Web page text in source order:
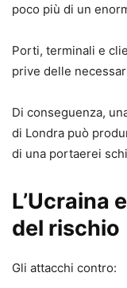
poco più di un
Porti, terminali e
prive delle
Di conseguenza,
di Londra può
di una portaerei
L’Ucraina
del rischio
Gli attacchi contro: